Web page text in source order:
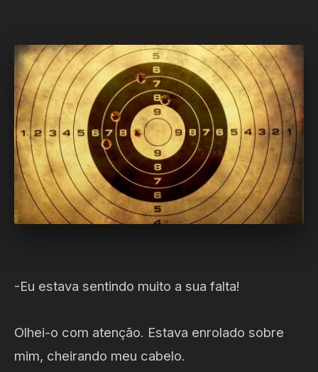
-Eu estava sentindo muito a sua falta!
Olhei-o com atenção. Estava enrolado sobre
mim, cheirando meu cabelo.